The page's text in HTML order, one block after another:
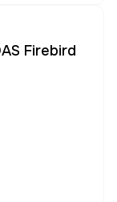
Firebird